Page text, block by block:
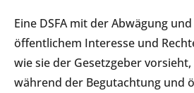
Eine DSFA mit der Abwägung
öffentlichem Interesse und
wie sie der Gesetzgeber
während der Begutachtung und